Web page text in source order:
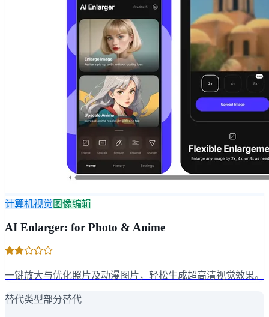
计算机视觉 图像编辑
AI Enlarger: for Photo & Anime
一键放大与优化照片及动漫图片，轻松生成超高清视觉效果。
替代类型部分替代